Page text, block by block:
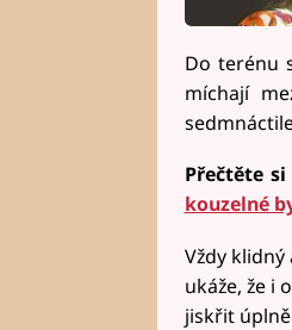
Do terénu
míchají
Přečtěte
kouzelné
Vždy
ukáže, že i
jiskřit